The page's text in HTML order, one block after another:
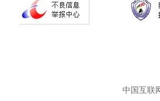
中国互联